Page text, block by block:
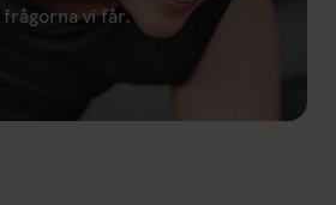
frågorna vi får.